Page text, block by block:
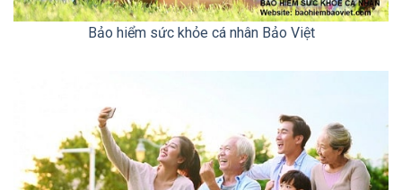
Bảo hiểm sức khỏe cá nhân Bảo Việt